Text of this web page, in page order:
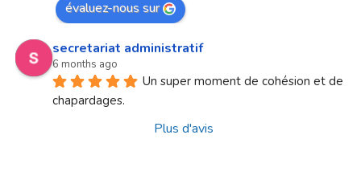
évaluez-nous sur
secretariat administratif
6 months ago
Un super moment de cohésion et de
chapardages.
Plus d'avis